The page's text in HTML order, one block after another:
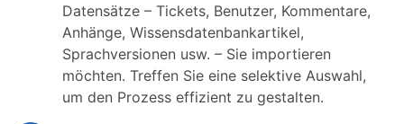
Datensätze – Tickets, Benutzer, Kommentare,
Anhänge, Wissensdatenbankartikel,
Sprachversionen usw. – Sie importieren
möchten. Treffen Sie eine selektive Auswahl,
um den Prozess effizient zu gestalten.